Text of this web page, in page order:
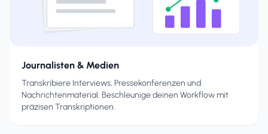
Journalisten & Medien
Transkribiere Interviews, Pressekonferenzen und
Nachrichtenmaterial. Beschleunige deinen Workflow mit
präzisen Transkriptionen.